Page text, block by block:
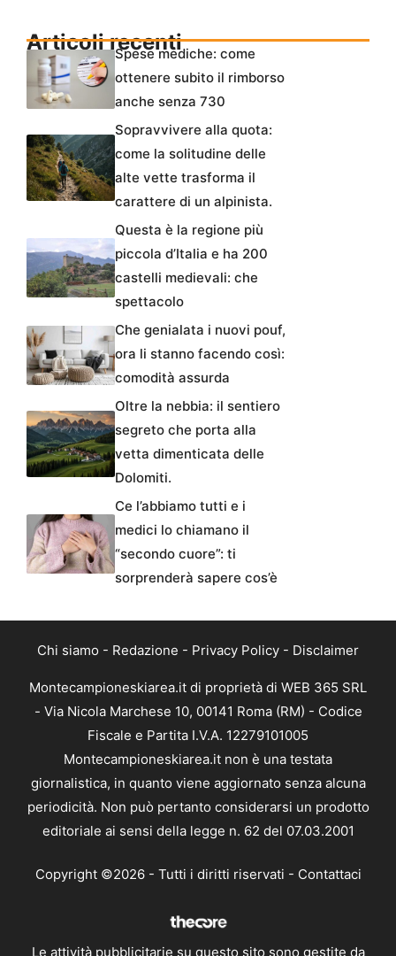
Articoli recentiSpese mediche: come
ottenere subito il rimborso
anche senza 730
Sopravvivere alla quota:
come la solitudine delle
alte vette trasforma il
carattere di un alpinista.
Questa è la regione più
piccola d’Italia e ha 200
castelli medievali: che
spettacolo
Che genialata i nuovi pouf,
ora li stanno facendo così:
comodità assurda
Oltre la nebbia: il sentiero
segreto che porta alla
vetta dimenticata delle
Dolomiti.
Ce l’abbiamo tutti e i
medici lo chiamano il
“secondo cuore”: ti
sorprenderà sapere cos’è
Chi siamo - Redazione - Privacy Policy - Disclaimer
Montecampioneskiarea.it di proprietà di WEB 365 SRL
- Via Nicola Marchese 10, 00141 Roma (RM) - Codice
Fiscale e Partita I.V.A. 12279101005
Montecampioneskiarea.it non è una testata
giornalistica, in quanto viene aggiornato senza alcuna
periodicità. Non può pertanto considerarsi un prodotto
editoriale ai sensi della legge n. 62 del 07.03.2001
Copyright ©2026 - Tutti i diritti riservati - Contattaci
Le attività pubblicitarie su questo sito sono gestite da